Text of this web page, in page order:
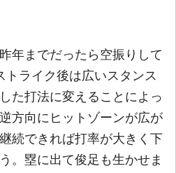
年までだったら空振りして
トライク後は広いスタンス
た打法に変えることによっ
方向にヒットゾーンが広が
続できれば打率が大きく下
。塁に出て俊足も生かせま